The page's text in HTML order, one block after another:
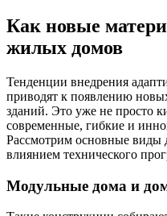
Как новые
жилых домов
Тенденции внедрения
приводят к появлению
зданий. Это уже не просто
современные, гибкие и
Рассмотрим основные
влиянием технического
Модульные дома и